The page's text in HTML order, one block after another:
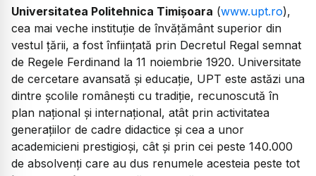
Universitatea Politehnica Timișoara (www.upt.ro),
cea mai veche instituție de învățământ superior din
vestul țării, a fost înființată prin Decretul Regal semnat
de Regele Ferdinand la 11 noiembrie 1920. Universitate
de cercetare avansată şi educaţie, UPT este astăzi una
dintre şcolile româneşti cu tradiţie, recunoscută în
plan naţional şi internaţional, atât prin activitatea
generaţiilor de cadre didactice şi cea a unor
academicieni prestigioşi, cât și prin cei peste 140.000
de absolvenți care au dus renumele acesteia peste tot